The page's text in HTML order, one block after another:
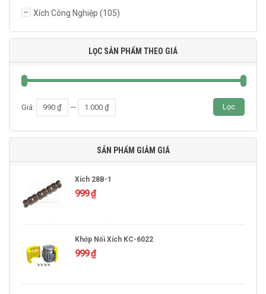
Xích Công Nghiệp (105)
LỌC SẢN PHẨM THEO GIÁ
nhất
nhất
Lọc
Giá: 990 ₫ — 1.000 ₫
SẢN PHẨM GIẢM GIÁ
Xích 28B-1
999₫
Khớp Nối Xích KC-6022
999₫